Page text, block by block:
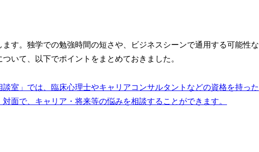
す。独学での勉強時間の短さや、ビジネスシーンで通用する可能性な
いて、以下でポイントをまとめておきました。
室」では、臨床心理士やキャリアコンサルタントなどの資格を持った
面で、キャリア・将来等の悩みを相談することができます。